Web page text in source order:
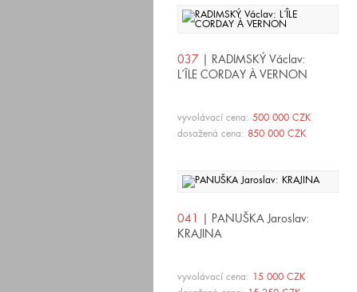
037 | RADIMSKÝ Václav:
L´ÎLE CORDAY À VERNON
vyvolávací cena: 500 000 CZK
dosažená cena: 850 000 CZK
041 | PANUŠKA Jaroslav:
KRAJINA
vyvolávací cena: 15 000 CZK